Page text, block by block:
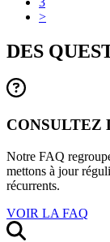
>
DES
CONSULTEZ
Notre FAQ
mettons à jour
récurrents.
VOIR LA FAQ